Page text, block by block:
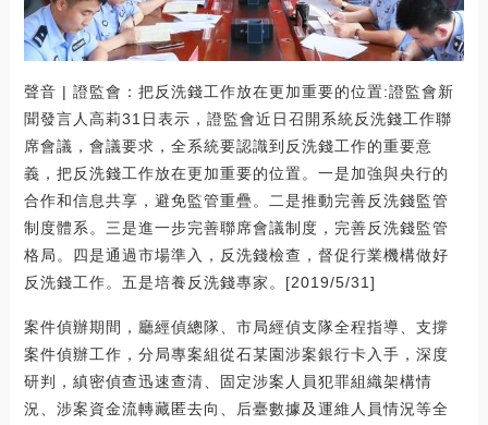
聲音 | 證監會：把反洗錢工作放在更加重要的位置:證監會新
聞發言人高莉31日表示，證監會近日召開系統反洗錢工作聯
席會議，會議要求，全系統要認識到反洗錢工作的重要意
義，把反洗錢工作放在更加重要的位置。一是加強與央行的
合作和信息共享，避免監管重疊。二是推動完善反洗錢監管
制度體系。三是進一步完善聯席會議制度，完善反洗錢監管
格局。四是通過市場準入，反洗錢檢查，督促行業機構做好
反洗錢工作。五是培養反洗錢專家。[2019/5/31]
案件偵辦期間，廳經偵總隊、市局經偵支隊全程指導、支撐
案件偵辦工作，分局專案組從石某園涉案銀行卡入手，深度
研判，縝密偵查迅速查清、固定涉案人員犯罪組織架構情
況、涉案資金流轉藏匿去向、后臺數據及運維人員情況等全